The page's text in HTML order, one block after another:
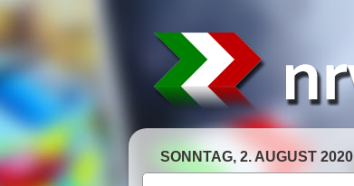
SONNTAG, 2. AUGUST 2020